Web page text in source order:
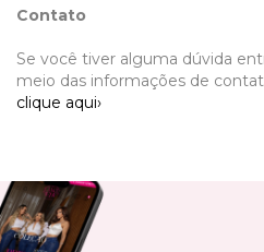
Contato
Se você tiver alguma dúvida
meio das informações de
clique aqui›